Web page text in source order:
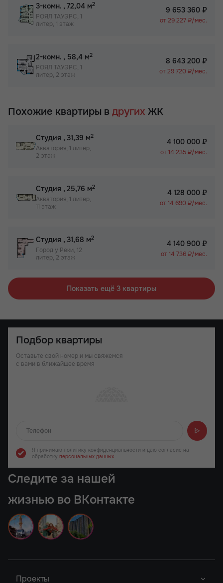
3-комн. , 72,04 м2
РОЯЛ ТАУЭРС, 1
литер, 1 этаж
9 653 360 ₽
от 29 227 ₽/мес.
2-комн. , 58,4 м2
РОЯЛ ТАУЭРС, 1
литер, 2 этаж
8 643 200 ₽
от 29 720 ₽/мес.
Похожие квартиры в других ЖК
Студия , 31,39 м2
Акватория, 1 литер,
2 этаж
4 100 000 ₽
от 14 235 ₽/мес.
Студия , 25,76 м2
Акватория, 1 литер,
11 этаж
4 128 000 ₽
от 14 690 ₽/мес.
Студия , 31,68 м2
Город у Реки, 12
литер, 2 этаж
4 140 900 ₽
от 14 736 ₽/мес.
Показать ещё 3 квартиры
Подбор квартиры
Оставьте свой номер и мы свяжемся
с вами в ближайшее время
Я принимаю политику конфиденциальности и даю согласие на
обработку персональных данных
Следите за нашей
жизнью во ВКонтакте
Проекты